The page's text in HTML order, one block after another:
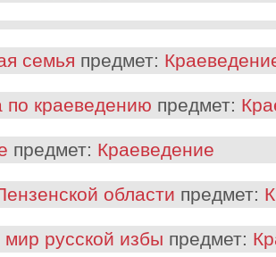
семья предмет:
по краеведению предмет:
предмет: Краеведение
области предмет:
русской избы предмет: